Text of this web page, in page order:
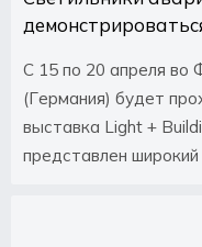
С 15 по 20 апреля
(Германия) будет
выставка Light +
представлен широкий